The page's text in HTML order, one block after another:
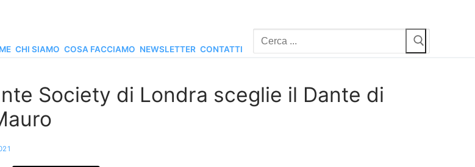
CHI SIAMO COSA FACCIAMO NEWSLETTER CONTATTI
Cerca:
Society di Londra sceglie il Dante di